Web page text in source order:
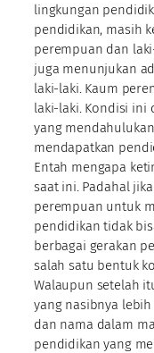
lingkungan
pendidikan, masih
perempuan dan
juga menunjukan
laki-laki. Kaum
laki-laki. Kondisi ini
yang
mendapatkan
Entah mengapa
saat ini. Padahal
perempuan untuk
pendidikan tidak
berbagai gerakan
salah satu bentuk
Walaupun setelah
yang nasibnya
dan nama dalam
pendidikan yang